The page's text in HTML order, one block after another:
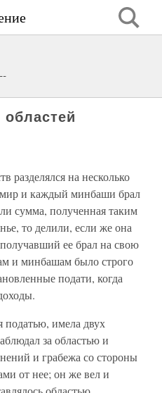
разделялся на несколько
и каждый минбаши брал
сумма, полученная таким
то делили, если же она
ее брал на свою
и минбашам было строго
подати, когда
податью, имела двух
за областью и
и грабежа со стороны
от нее; он же вел и